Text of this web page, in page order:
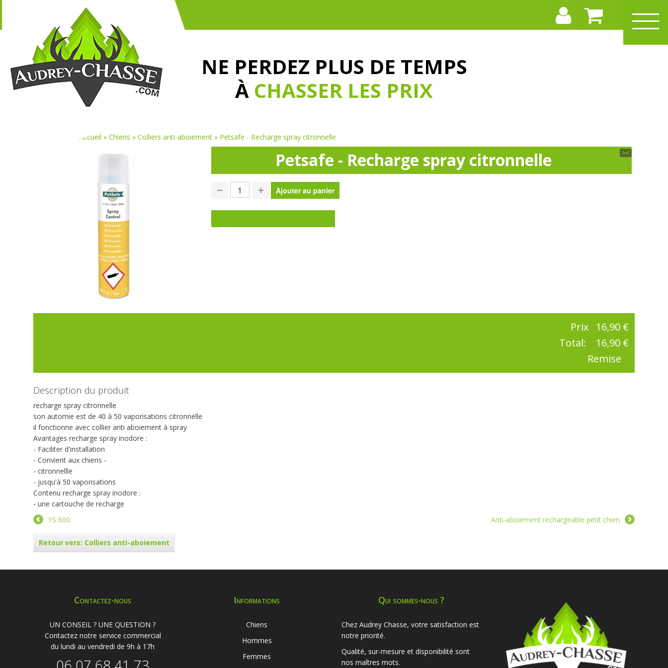
NE PERDEZ PLUS DE TEMPS
À CHASSER LES PRIX
Accueil »Chiens »Colliers anti-aboiement » Petsafe - Recharge spray citronnelle
Petsafe - Recharge spray citronnelle
Prix
16,90 €
Total:
16,90 €
Remise
Description du produit
recharge spray citronnelle
son automie est de 40 à 50 vaporisations citronnelle
il fonctionne avec collier anti aboiement à spray
Avantages recharge spray inodore :
- Faciliter d'installation
- Convient aux chiens -
- citronnellle
- jusqu'à 50 vaporisations
Contenu recharge spray inodore :
- une cartouche de recharge
Anti-aboiement rechargeable petit chien
YS 600
Retour vers: Colliers anti-aboiement
Contactez-nous
UN CONSEIL ? UNE QUESTION ?
Contactez notre service commercial
du lundi au vendredi de 9h à 17h
Informations
Chiens
Hommes
Femmes
Qui sommes-nous ?
Chez Audrey Chasse, votre satisfaction est
notre priorité.
Qualité, sur-mesure et disponibilité sont
nos maîtres mots.